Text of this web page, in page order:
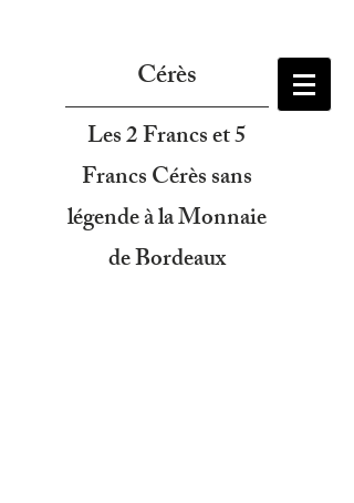
Cérès
Les 2 Francs et 5
Francs Cérès sans
légende à la Monnaie
de Bordeaux